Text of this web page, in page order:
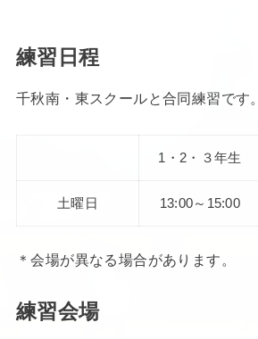
練習日程
千秋南・東スクールと合同練習です。
1・2・３年生
土曜日 13:00～15:00
＊会場が異なる場合があります。
練習会場